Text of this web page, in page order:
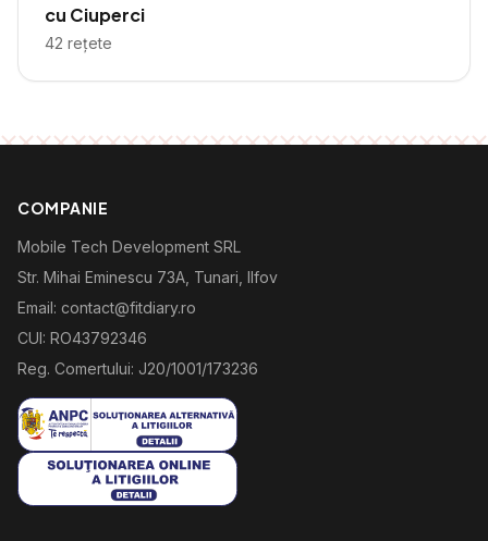
cu Ciuperci
42 rețete
COMPANIE
Mobile Tech Development SRL
Str. Mihai Eminescu 73A, Tunari, Ilfov
Email: contact@fitdiary.ro
CUI: RO43792346
Reg. Comertului: J20/1001/173236